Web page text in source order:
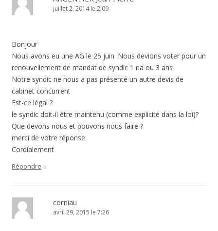
juillet 2, 2014 le 2:09
Bonjour
Nous avons eu une AG le 25 juin .Nous devions voter pour un
renouvellement de mandat de syndic 1 na ou 3 ans
Notre syndic ne nous a pas présenté un autre devis de
cabinet concurrent
Est-ce légal ?
le syndic doit-il être maintenu (comme explicité dans la loi)?
Que devons nous et pouvons nous faire ?
merci de votre réponse
Cordialement
Répondre ↓
corniau
avril 29, 2015 le 7:26